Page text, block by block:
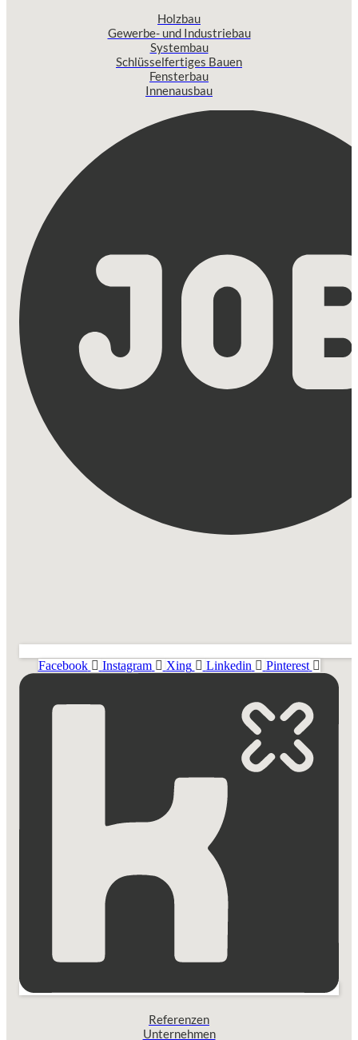
Holzbau
Gewerbe- und Industriebau
Systembau
Schlüsselfertiges Bauen
Fensterbau
Innenausbau
Facebook Instagram Xing Linkedin Pinterest
Referenzen
Unternehmen